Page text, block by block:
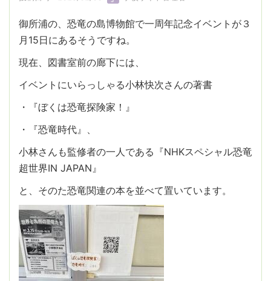
御所浦の、恐竜の島博物館で一周年記念イベントが３
月15日にあるそうですね。
現在、図書室前の廊下には、
イベントにいらっしゃる小林快次さんの著書
・『ぼくは恐竜探険家！』
・『恐竜時代』、
小林さんも監修者の一人である『NHKスペシャル恐竜
超世界IN JAPAN』
と、そのた恐竜関連の本を並べて置いています。